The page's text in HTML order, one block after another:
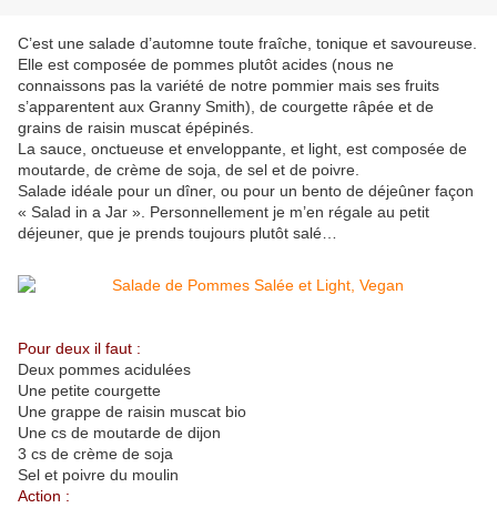
C’est une salade d’automne toute fraîche, tonique et savoureuse.
Elle est composée de pommes plutôt acides (nous ne
connaissons pas la variété de notre pommier mais ses fruits
s’apparentent aux Granny Smith), de courgette râpée et de
grains de raisin muscat épépinés.
La sauce, onctueuse et enveloppante, et light, est composée de
moutarde, de crème de soja, de sel et de poivre.
Salade idéale pour un dîner, ou pour un bento de déjeûner façon
« Salad in a Jar ». Personnellement je m’en régale au petit
déjeuner, que je prends toujours plutôt salé…
Pour deux il faut :
Deux pommes acidulées
Une petite courgette
Une grappe de raisin muscat bio
Une cs de moutarde de dijon
3 cs de crème de soja
Sel et poivre du moulin
Action :